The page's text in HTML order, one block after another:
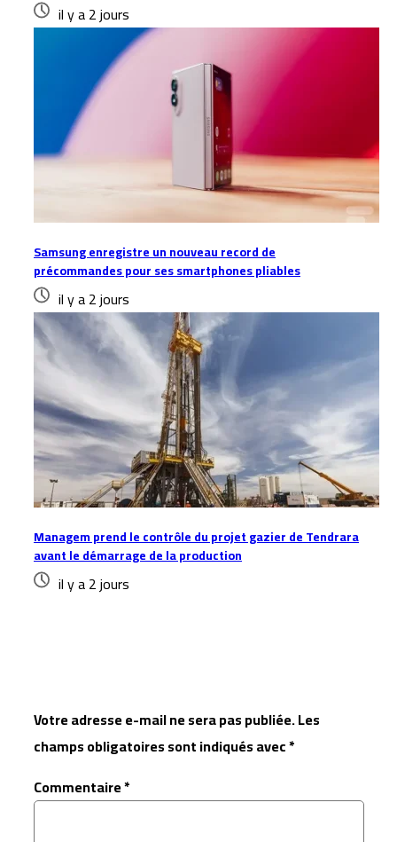
il y a 2 jours
Samsung enregistre un nouveau record de
précommandes pour ses smartphones pliables
il y a 2 jours
Managem prend le contrôle du projet gazier de Tendrara
avant le démarrage de la production
il y a 2 jours
Votre adresse e-mail ne sera pas publiée.Les
champs obligatoires sont indiqués avec*
Commentaire*